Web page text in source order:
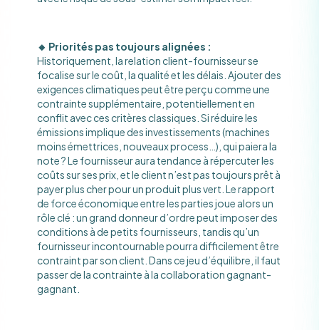
🔸 Priorités pas toujours alignées :
Historiquement, la relation client-fournisseur se
focalise sur le coût, la qualité et les délais. Ajouter des
exigences climatiques peut être perçu comme une
contrainte supplémentaire, potentiellement en
conflit avec ces critères classiques​. Si réduire les
émissions implique des investissements (machines
moins émettrices, nouveaux process…), qui paiera la
note ? Le fournisseur aura tendance à répercuter les
coûts sur ses prix, et le client n’est pas toujours prêt à
payer plus cher pour un produit plus vert​. Le rapport
de force économique entre les parties joue alors un
rôle clé : un grand donneur d’ordre peut imposer des
conditions à de petits fournisseurs, tandis qu’un
fournisseur incontournable pourra difficilement être
contraint par son client. Dans ce jeu d’équilibre, il faut
passer de la contrainte à la collaboration gagnant-
gagnant.